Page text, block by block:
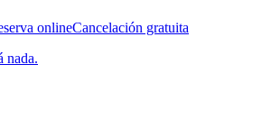
onlineCancelación gratuita
nada.